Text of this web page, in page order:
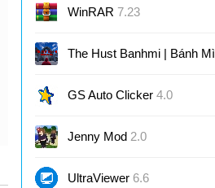
WinRAR 7.23
The Hust Banhmi | Bánh Mì
Bách Khoa
GS Auto Clicker 4.0
Jenny Mod 2.0
UltraViewer 6.6